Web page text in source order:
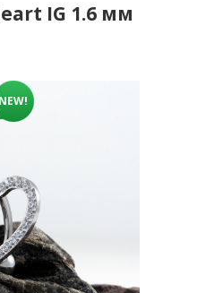
IG 1.6 мм
NEW!